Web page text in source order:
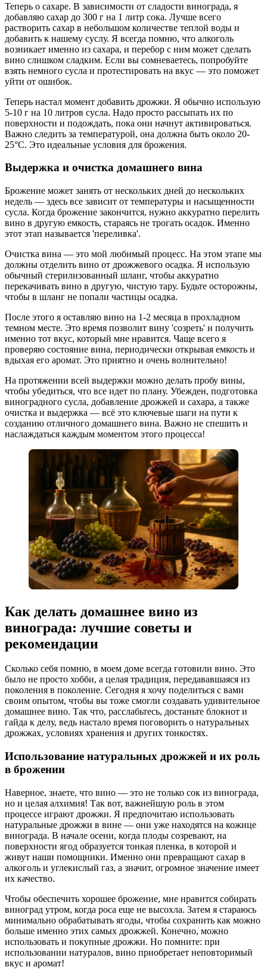
Теперь о сахаре. В зависимости от сладости винограда, я
добавляю сахар до 300 г на 1 литр сока. Лучше всего
растворить сахар в небольшом количестве теплой воды и
добавить к нашему суслу. Я всегда помню, что алкоголь
возникает именно из сахара, и перебор с ним может сделать
вино слишком сладким. Если вы сомневаетесь, попробуйте
взять немного сусла и протестировать на вкус — это поможет
уйти от ошибок.
Теперь настал момент добавить дрожжи. Я обычно использую
5-10 г на 10 литров сусла. Надо просто рассыпать их по
поверхности и подождать, пока они начнут активироваться.
Важно следить за температурой, она должна быть около 20-
25°C. Это идеальные условия для брожения.
Выдержка и очистка домашнего вина
Брожение может занять от нескольких дней до нескольких
недель — здесь все зависит от температуры и насыщенности
сусла. Когда брожение закончится, нужно аккуратно перелить
вино в другую емкость, стараясь не трогать осадок. Именно
этот этап называется 'переливка'.
Очистка вина — это мой любимый процесс. На этом этапе мы
должны отделить вино от дрожжевого осадка. Я использую
обычный стерилизованный шланг, чтобы аккуратно
перекачивать вино в другую, чистую тару. Будьте осторожны,
чтобы в шланг не попали частицы осадка.
После этого я оставляю вино на 1-2 месяца в прохладном
темном месте. Это время позволит вину 'созреть' и получить
именно тот вкус, который мне нравится. Чаще всего я
проверяю состояние вина, периодически открывая емкость и
вдыхая его аромат. Это приятно и очень волнительно!
На протяжении всей выдержки можно делать пробу вины,
чтобы убедиться, что все идет по плану. Убежден, подготовка
виноградного сусла, добавление дрожжей и сахара, а также
очистка и выдержка — всё это ключевые шаги на пути к
созданию отличного домашнего вина. Важно не спешить и
наслаждаться каждым моментом этого процесса!
Как делать домашнее вино из
винограда: лучшие советы и
рекомендации
Сколько себя помню, в моем доме всегда готовили вино. Это
было не просто хобби, а целая традиция, передававшаяся из
поколения в поколение. Сегодня я хочу поделиться с вами
своим опытом, чтобы вы тоже смогли создавать удивительное
домашнее вино. Так что, расслабьтесь, достаньте блокнот и
гайда к делу, ведь настало время поговорить о натуральных
дрожжах, условиях хранения и других тонкостях.
Использование натуральных дрожжей и их роль
в брожении
Наверное, знаете, что вино — это не только сок из винограда,
но и целая алхимия! Так вот, важнейшую роль в этом
процессе играют дрожжи. Я предпочитаю использовать
натуральные дрожжи в вине — они уже находятся на кожице
винограда. В начале осени, когда плоды созревают, на
поверхности ягод образуется тонкая пленка, в которой и
живут наши помощники. Именно они превращают сахар в
алкоголь и углекислый газ, а значит, огромное значение имеет
их качество.
Чтобы обеспечить хорошее брожение, мне нравится собирать
виноград утром, когда роса еще не высохла. Затем я стараюсь
минимально обрабатывать ягоды, чтобы сохранить как можно
больше именно этих самых дрожжей. Конечно, можно
использовать и покупные дрожжи. Но помните: при
использовании натуралов, вино приобретает неповторимый
вкус и аромат!